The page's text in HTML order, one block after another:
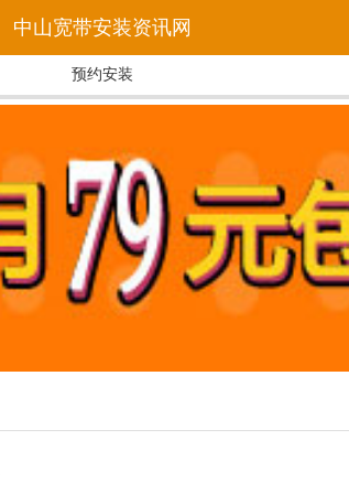
中山宽带安装资讯网
预约安装